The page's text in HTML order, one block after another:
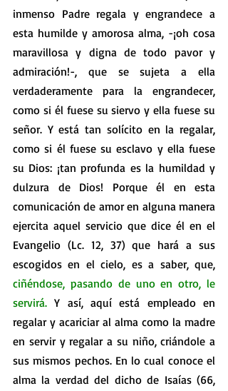
inmenso Padre regala y engrandece a
esta humilde y amorosa alma, -¡oh cosa
maravillosa y digna de todo pavor y
admiración!-, que se sujeta a ella
verdaderamente para la engrandecer,
como si él fuese su siervo y ella fuese su
señor. Y está tan solícito en la regalar,
como si él fuese su esclavo y ella fuese
su Dios: ¡tan profunda es la humildad y
dulzura de Dios! Porque él en esta
comunicación de amor en alguna manera
ejercita aquel servicio que dice él en el
Evangelio (Lc. 12, 37) que hará a sus
ciñéndose, pasando de uno en otro, le
servirá. Y así, aquí está empleado en
regalar y acariciar al alma como la madre
en servir y regalar a su niño, criándole a
sus mismos pechos. En lo cual conoce el
alma la verdad del dicho de Isaías (66,